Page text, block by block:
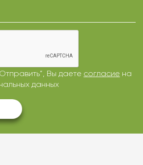
Вы даете согласие на
данных